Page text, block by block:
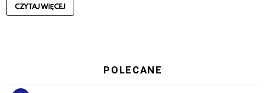
CZYTAJ WIĘCEJ
POLECANE